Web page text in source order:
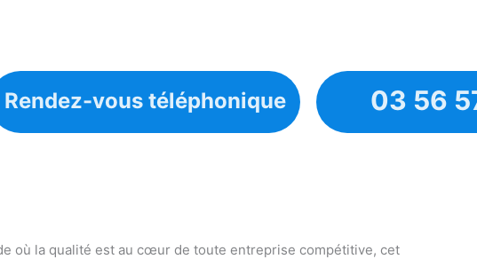
Rendez-vous téléphonique 03 56
où la qualité est au cœur de toute entreprise compétitive, cet